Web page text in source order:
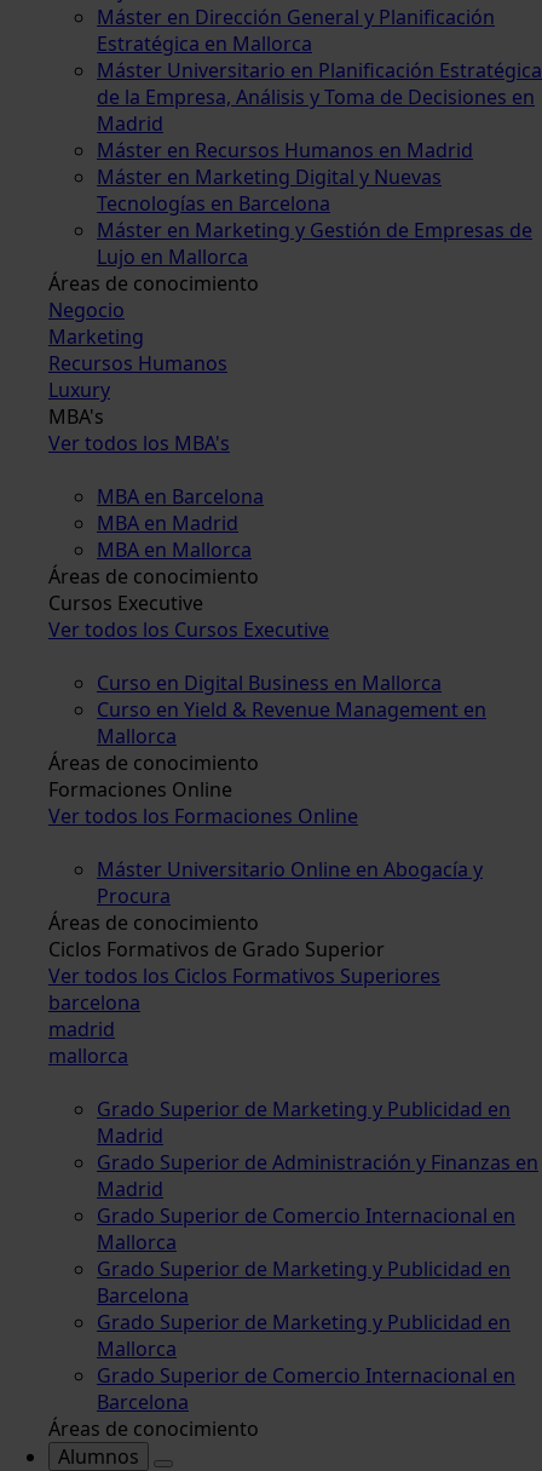
Máster en Dirección General y Planificación
Estratégica en Mallorca
Máster Universitario en Planificación Estratégica
de la Empresa, Análisis y Toma de Decisiones en
Madrid
Máster en Recursos Humanos en Madrid
Máster en Marketing Digital y Nuevas
Tecnologías en Barcelona
Máster en Marketing y Gestión de Empresas de
Lujo en Mallorca
Áreas de conocimiento
Negocio
Marketing
Recursos Humanos
Luxury
MBA's
Ver todos los MBA's
MBA en Barcelona
MBA en Madrid
MBA en Mallorca
Áreas de conocimiento
Cursos Executive
Ver todos los Cursos Executive
Curso en Digital Business en Mallorca
Curso en Yield & Revenue Management en
Mallorca
Áreas de conocimiento
Formaciones Online
Ver todos los Formaciones Online
Máster Universitario Online en Abogacía y
Procura
Áreas de conocimiento
Ciclos Formativos de Grado Superior
Ver todos los Ciclos Formativos Superiores
barcelona
madrid
mallorca
Grado Superior de Marketing y Publicidad en
Madrid
Grado Superior de Administración y Finanzas en
Madrid
Grado Superior de Comercio Internacional en
Mallorca
Grado Superior de Marketing y Publicidad en
Barcelona
Grado Superior de Marketing y Publicidad en
Mallorca
Grado Superior de Comercio Internacional en
Barcelona
Áreas de conocimiento
Alumnos